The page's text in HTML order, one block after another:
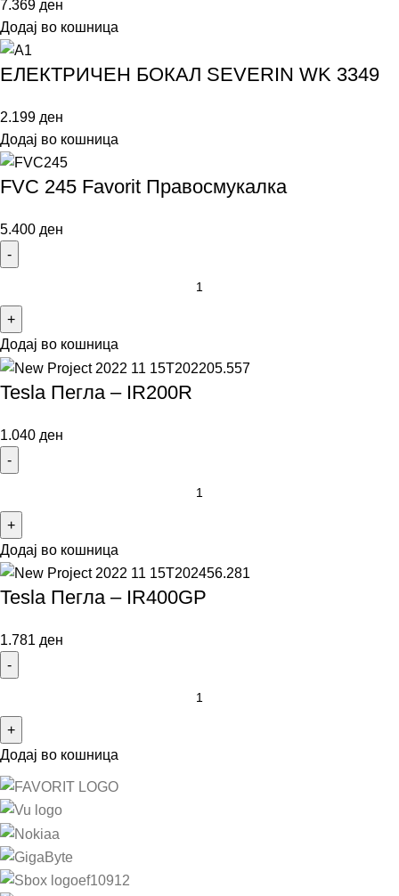
7.369 ден
Додај во кошница
ЕЛЕКТРИЧЕН БОКАЛ SEVERIN WK 3349
2.199 ден
Додај во кошница
FVC 245 Favorit Правосмукалка
5.400 ден
Додај во кошница
Tesla Пегла – IR200R
1.040 ден
Додај во кошница
Tesla Пегла – IR400GP
1.781 ден
Додај во кошница